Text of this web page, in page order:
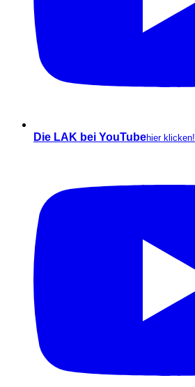
Die LAK bei YouTubehier klicken!